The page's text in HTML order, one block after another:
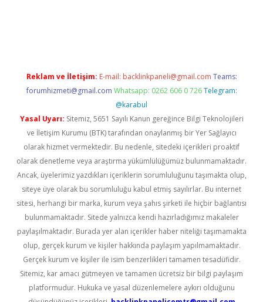
Reklam ve İletişim: E-mail: backlinkpaneli@gmail.com Teams:
forumhizmeti@gmail.com Whatsapp: 0262 606 0 726 Telegram:
@karabul
Yasal Uyarı: Sitemiz, 5651 Sayılı Kanun gereğince Bilgi Teknolojileri
ve İletişim Kurumu (BTK) tarafından onaylanmış bir Yer Sağlayıcı
olarak hizmet vermektedir. Bu nedenle, sitedeki içerikleri proaktif
olarak denetleme veya araştırma yükümlülüğümüz bulunmamaktadır.
Ancak, üyelerimiz yazdıkları içeriklerin sorumluluğunu taşımakta olup,
siteye üye olarak bu sorumluluğu kabul etmiş sayılırlar. Bu internet
sitesi, herhangi bir marka, kurum veya şahıs şirketi ile hiçbir bağlantısı
bulunmamaktadır. Sitede yalnızca kendi hazırladığımız makaleler
paylaşılmaktadır. Burada yer alan içerikler haber niteliği taşımamakta
olup, gerçek kurum ve kişiler hakkında paylaşım yapılmamaktadır.
Gerçek kurum ve kişiler ile isim benzerlikleri tamamen tesadüfidir.
Sitemiz, kar amacı gütmeyen ve tamamen ücretsiz bir bilgi paylaşım
platformudur. Hukuka ve yasal düzenlemelere aykırı olduğunu